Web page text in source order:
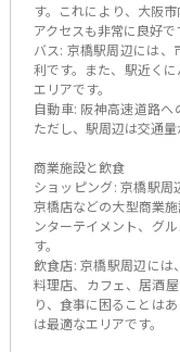
す。これにより、大阪
アクセスも非常に良好で
バス: 京橋駅周辺には
利です。また、駅近く
エリアです。
自動車: 阪神高速道路へ
ただし、駅周辺は交通
商業施設と飲食
ショッピング: 京橋駅
京橋店などの大型商業
ンターテイメント、グ
す。
飲食店: 京橋駅周辺には
料理店、カフェ、居酒
り、食事に困ることは
は最適なエリアです。